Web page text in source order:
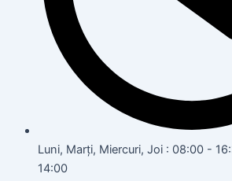
Luni, Marți, Miercuri, Joi : 08:00 -
14:00